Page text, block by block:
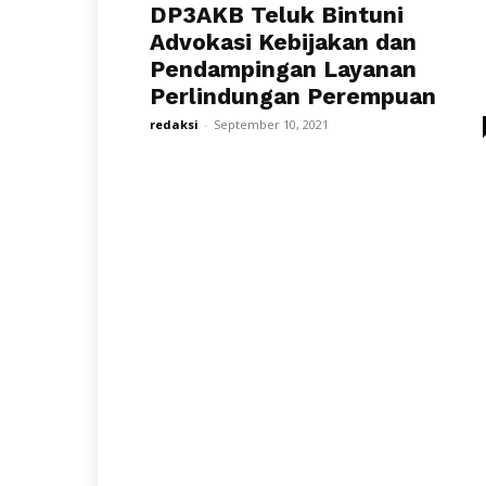
DP3AKB Teluk Bintuni
Advokasi Kebijakan dan
Pendampingan Layanan
Perlindungan Perempuan
redaksi - September 10, 2021